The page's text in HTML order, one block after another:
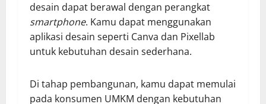
desain dapat berawal dengan perangkat
smartphone. Kamu dapat menggunakan
aplikasi desain seperti Canva dan Pixellab
untuk kebutuhan desain sederhana.
Di tahap pembangunan, kamu dapat memulai
pada konsumen UMKM dengan kebutuhan